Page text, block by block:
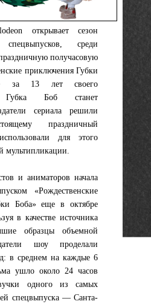
открывает сезон
спецвыпусков, среди
получасовую
приключения Губки
за 13 лет своего
Губка Боб станет
сериала решили
праздничный
для этого
мультипликации.
и аниматоров начала
«Рождественские
Бобa» еще в октябре
в качестве источника
образцы объемной
шоу проделали
в среднем на каждые 6
ушло около 24 часов
одного из самых
спецвыпуска — Санта-